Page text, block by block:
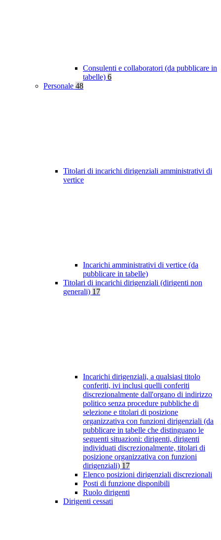
Consulenti e collaboratori (da pubblicare in
tabelle) 6
Personale 48
Titolari di incarichi dirigenziali amministrativi di
vertice
Incarichi amministrativi di vertice (da
pubblicare in tabelle)
Titolari di incarichi dirigenziali (dirigenti non
generali) 17
Incarichi dirigenziali, a qualsiasi titolo
conferiti, ivi inclusi quelli conferiti
discrezionalmente dall'organo di indirizzo
politico senza procedure pubbliche di
selezione e titolari di posizione
organizzativa con funzioni dirigenziali (da
pubblicare in tabelle che distinguano le
seguenti situazioni: dirigenti, dirigenti
individuati discrezionalmente, titolari di
posizione organizzativa con funzioni
dirigenziali) 17
Elenco posizioni dirigenziali discrezionali
Posti di funzione disponibili
Ruolo dirigenti
Dirigenti cessati